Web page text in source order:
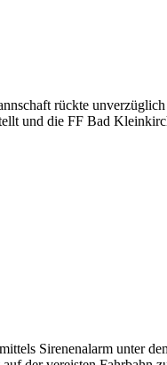
rückte
und die FF Bad
Sirenenalarm unter